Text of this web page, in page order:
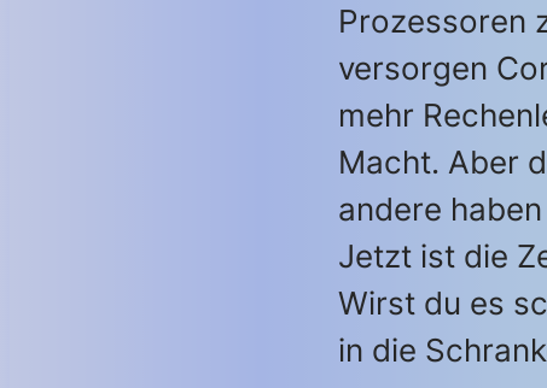
Prozessoren
versorgen
mehr
Macht. Aber
andere
Jetzt ist die
Wirst du es
in die